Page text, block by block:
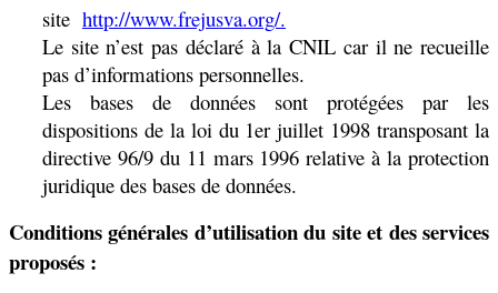
site http://www.frejusva.org/.
Le site n’est pas déclaré à la CNIL car il ne recueille
pas d’informations personnelles.
Les bases de données sont protégées par les
dispositions de la loi du 1er juillet 1998 transposant la
directive 96/9 du 11 mars 1996 relative à la protection
juridique des bases de données.
Conditions générales d’utilisation du site et des services
proposés :